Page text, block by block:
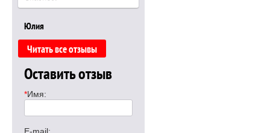
Юлия
Читать все отзывы
Оставить отзыв
*Имя: